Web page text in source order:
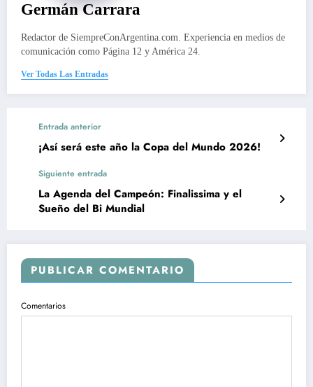
Germán Carrara
Redactor de SiempreConArgentina.com. Experiencia en medios de
comunicación como Página 12 y América 24.
Ver Todas Las Entradas
Entrada anterior
¡Así será este año la Copa del Mundo 2026!
Siguiente entrada
La Agenda del Campeón: Finalissima y el
Sueño del Bi Mundial
PUBLICAR COMENTARIO
Comentarios